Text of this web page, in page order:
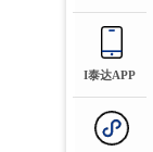
I泰达APP